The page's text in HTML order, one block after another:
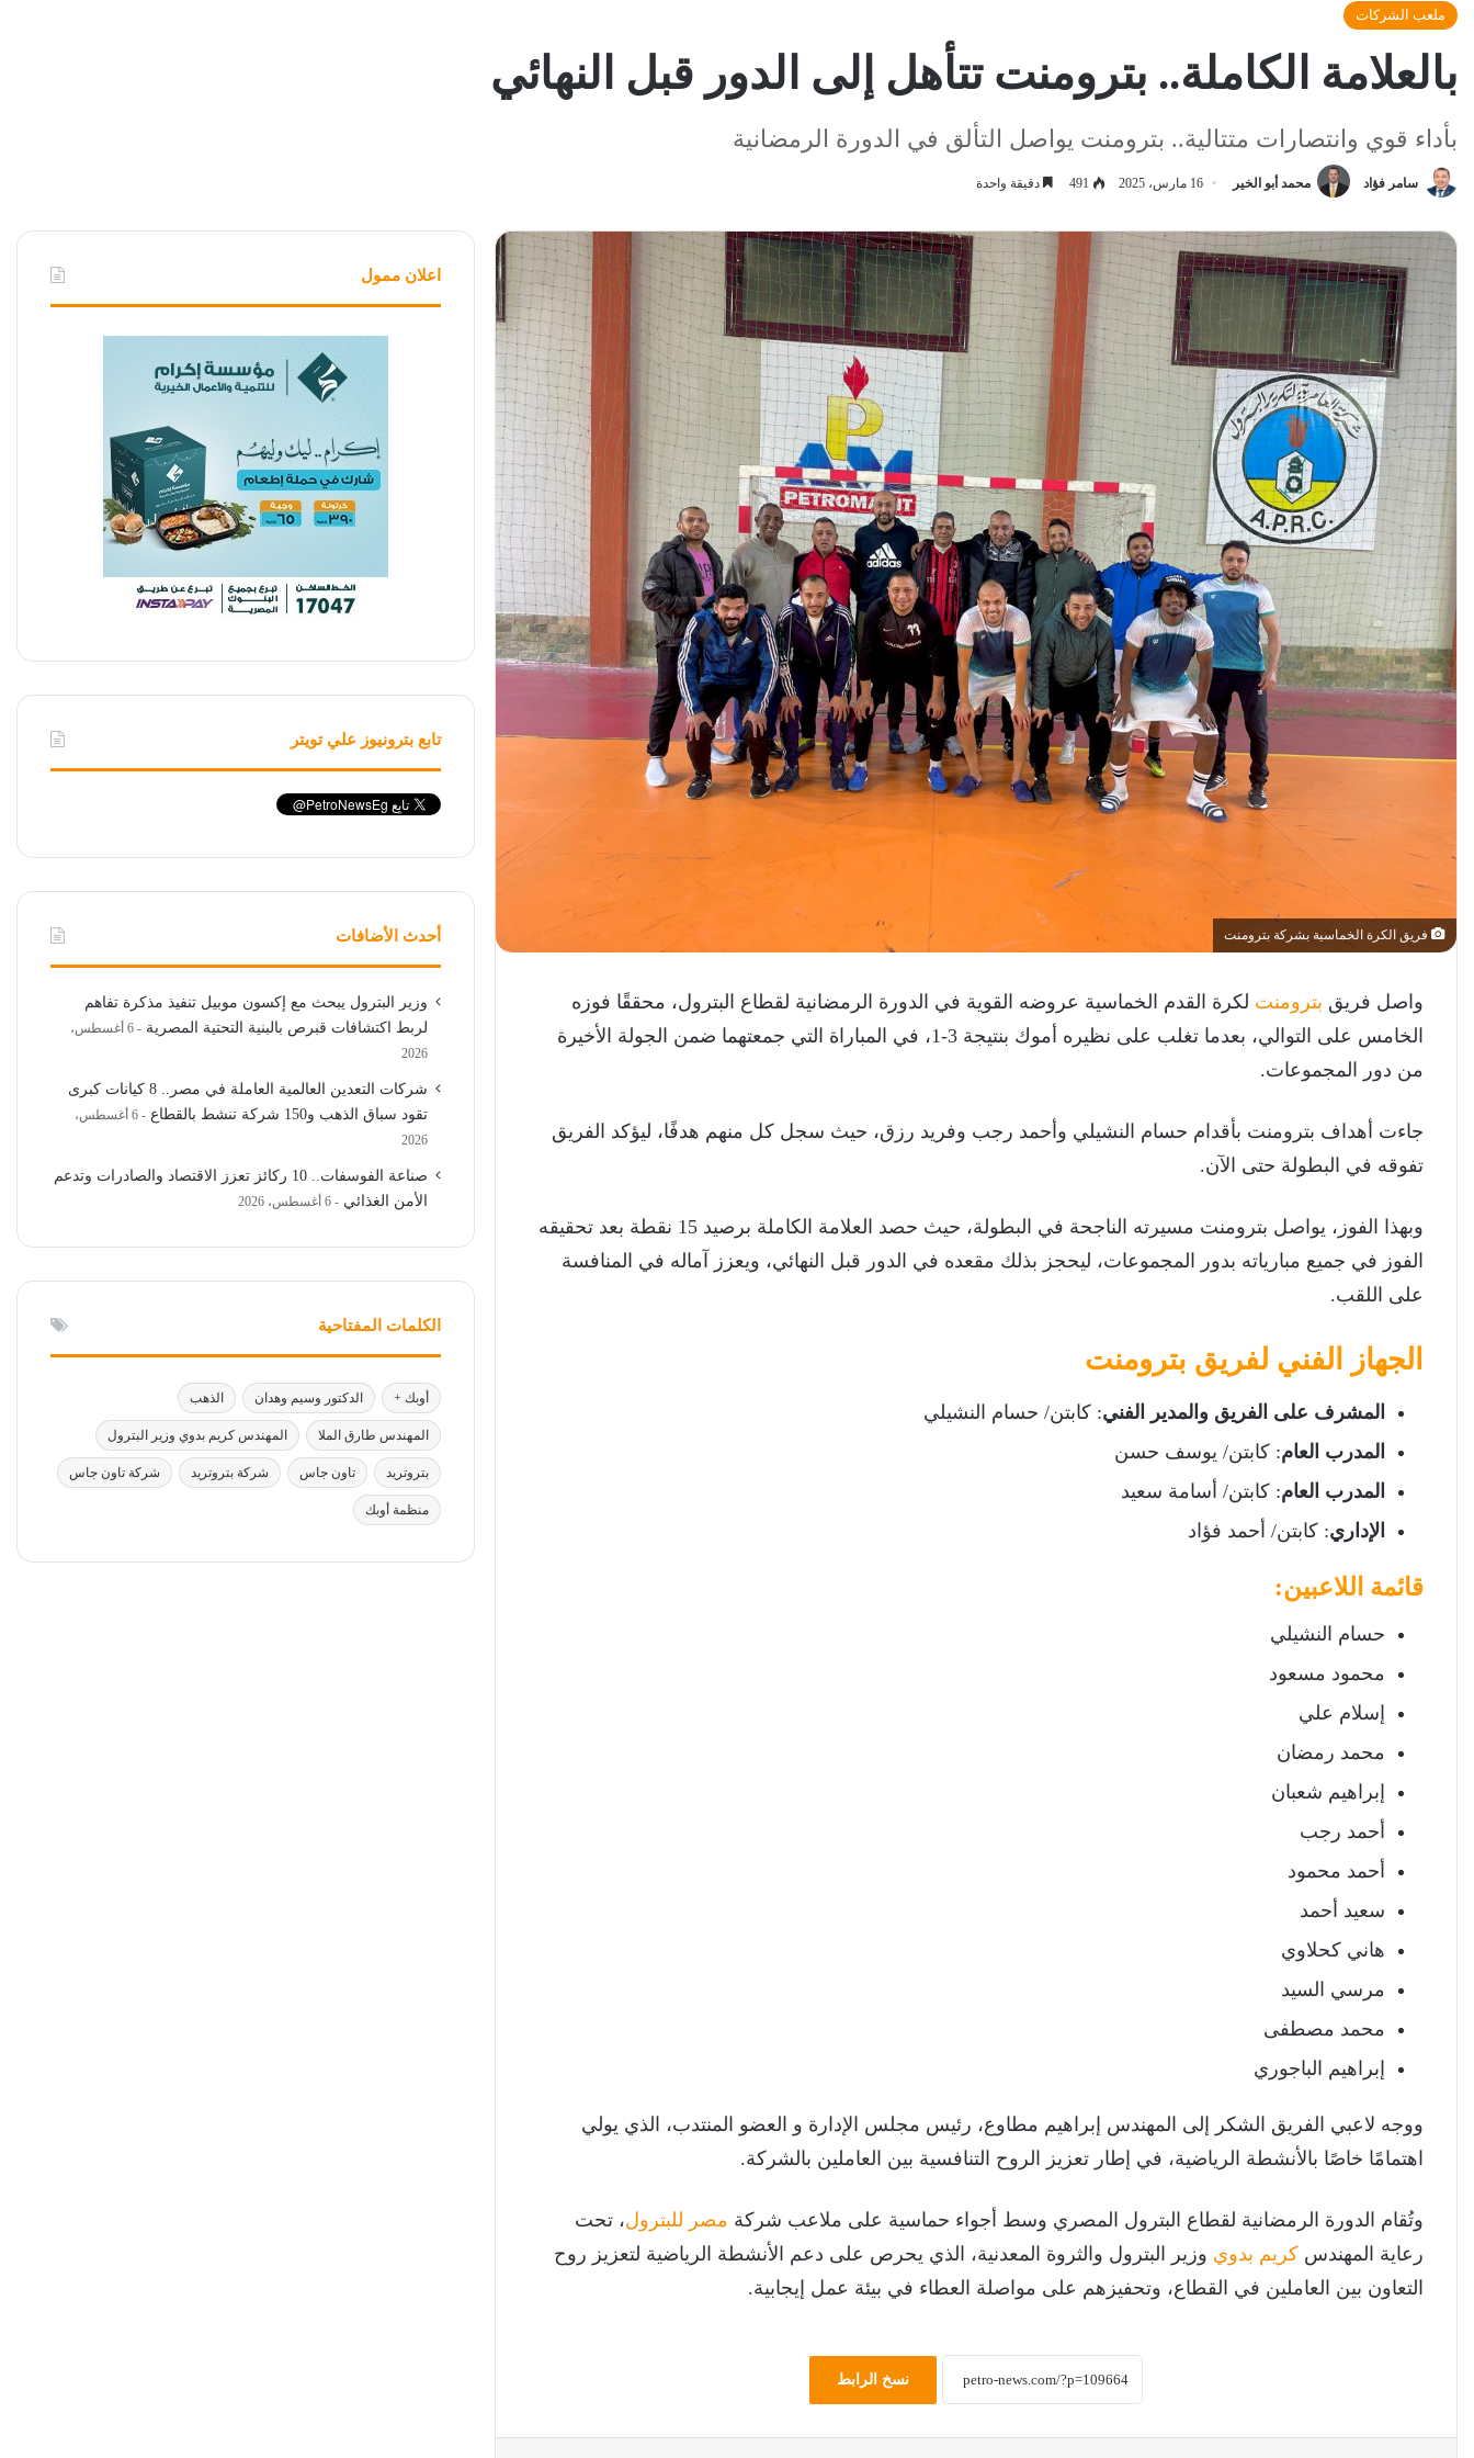
ملعب الشركات
بالعلامة الكاملة.. بترومنت تتأهل إلى الدور قبل النهائي
بأداء قوي وانتصارات متتالية.. بترومنت يواصل التألق في الدورة الرمضانية
سامر فؤاد محمد أبو الخير 16 مارس، 2025 491 دقيقة واحدة
فريق الكرة الخماسية بشركة بترومنت
واصل فريق بترومنت لكرة القدم الخماسية عروضه القوية في الدورة الرمضانية لقطاع البترول، محققًا فوزه
الخامس على التوالي، بعدما تغلب على نظيره أموك بنتيجة 3-1، في المباراة التي جمعتهما ضمن الجولة الأخيرة
من دور المجموعات.
جاءت أهداف بترومنت بأقدام حسام النشيلي وأحمد رجب وفريد رزق، حيث سجل كل منهم هدفًا، ليؤكد الفريق
تفوقه في البطولة حتى الآن.
وبهذا الفوز، يواصل بترومنت مسيرته الناجحة في البطولة، حيث حصد العلامة الكاملة برصيد 15 نقطة بعد تحقيقه
الفوز في جميع مبارياته بدور المجموعات، ليحجز بذلك مقعده في الدور قبل النهائي، ويعزز آماله في المنافسة
على اللقب.
الجهاز الفني لفريق بترومنت
المشرف على الفريق والمدير الفني: كابتن/ حسام النشيلي
المدرب العام: كابتن/ يوسف حسن
المدرب العام: كابتن/ أسامة سعيد
الإداري: كابتن/ أحمد فؤاد
قائمة اللاعبين:
حسام النشيلي
محمود مسعود
إسلام علي
محمد رمضان
إبراهيم شعبان
أحمد رجب
أحمد محمود
سعيد أحمد
هاني كحلاوي
مرسي السيد
محمد مصطفى
إبراهيم الباجوري
ووجه لاعبي الفريق الشكر إلى المهندس إبراهيم مطاوع، رئيس مجلس الإدارة و العضو المنتدب، الذي يولي
اهتمامًا خاصًا بالأنشطة الرياضية، في إطار تعزيز الروح التنافسية بين العاملين بالشركة.
وتُقام الدورة الرمضانية لقطاع البترول المصري وسط أجواء حماسية على ملاعب شركة مصر للبترول، تحت
رعاية المهندس كريم بدوي وزير البترول والثروة المعدنية، الذي يحرص على دعم الأنشطة الرياضية لتعزيز روح
التعاون بين العاملين في القطاع، وتحفيزهم على مواصلة العطاء في بيئة عمل إيجابية.
نسخ الرابط
اعلان ممول
تابع بترونيوز علي تويتر
أحدث الأضافات
وزير البترول يبحث مع إكسون موبيل تنفيذ مذكرة تفاهم
لربط اكتشافات قبرص بالبنية التحتية المصرية
6 أغسطس،
2026
شركات التعدين العالمية العاملة في مصر.. 8 كيانات كبرى
تقود سباق الذهب و150 شركة تنشط بالقطاع
6 أغسطس،
2026
صناعة الفوسفات.. 10 ركائز تعزز الاقتصاد والصادرات وتدعم
الأمن الغذائي
6 أغسطس، 2026
الكلمات المفتاحية
أوبك + الدكتور وسيم وهدان الذهب
المهندس طارق الملا المهندس كريم بدوي وزير البترول
بتروتريد تاون جاس شركة بتروتريد شركة تاون جاس
منظمة أوبك